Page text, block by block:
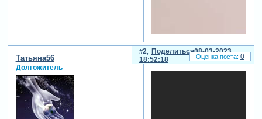
Поделиться
2
08-03-2023
18:52:18
Татьяна56
Долгожитель
0